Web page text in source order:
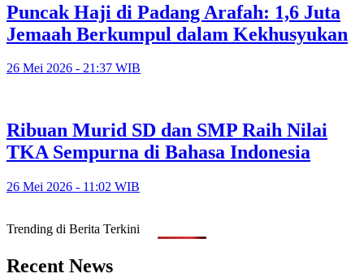
Puncak Haji di Padang Arafah: 1,6 Juta
Jemaah Berkumpul dalam Kekhusyukan
26 Mei 2026 - 21:37 WIB
Ribuan Murid SD dan SMP Raih Nilai
TKA Sempurna di Bahasa Indonesia
26 Mei 2026 - 11:02 WIB
Trending di Berita Terkini
Recent News